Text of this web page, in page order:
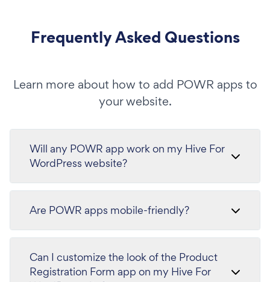
Frequently Asked Questions
Learn more about how to add POWR apps to
your website.
Will any POWR app work on my Hive For
WordPress website?
Are POWR apps mobile-friendly?
Can I customize the look of the Product
Registration Form app on my Hive For